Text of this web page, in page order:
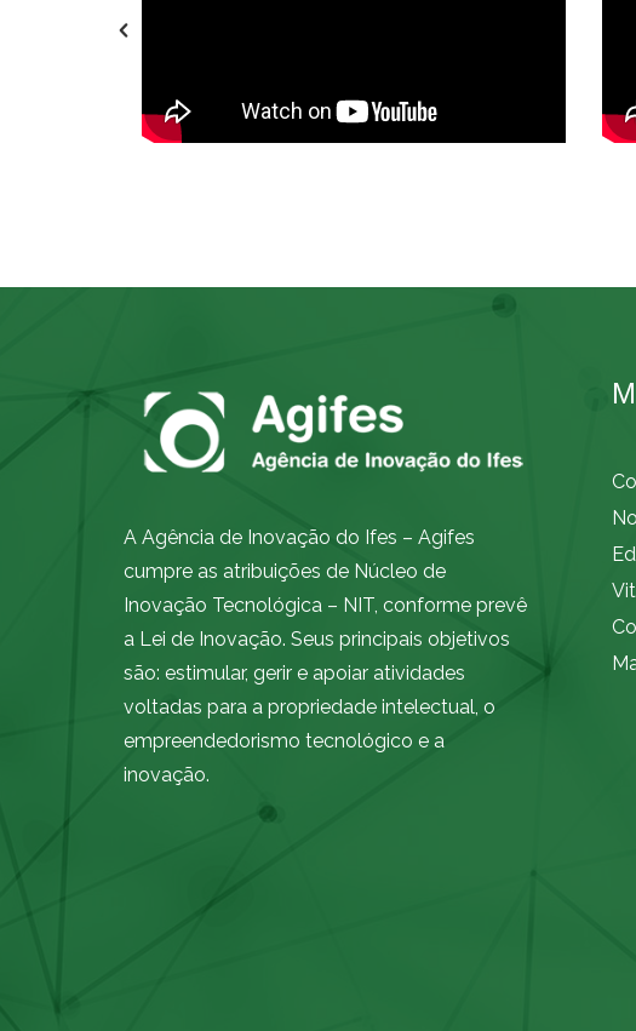
A Agência de Inovação do Ifes – Agifes
cumpre as atribuições de Núcleo de
Inovação Tecnológica – NIT, conforme prevê
a Lei de Inovação. Seus principais objetivos
são: estimular, gerir e apoiar atividades
voltadas para a propriedade intelectual, o
empreendedorismo tecnológico e a
inovação.